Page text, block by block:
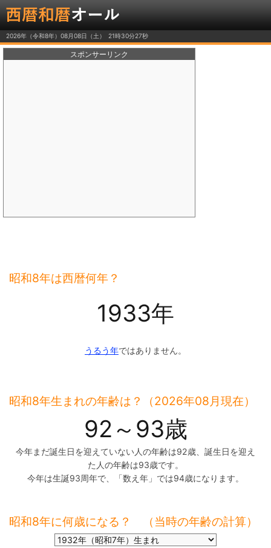
2026年（令和8年）08月08日（土）
スポンサーリンク
昭和8年は西暦何年？
1933年
うるう年ではありません。
昭和8年生まれの年齢は？（2026年08月現在）
92～93歳
今年まだ誕生日を迎えていない人の年齢は92歳、誕生日を迎え
た人の年齢は93歳です。
今年は生誕93周年で、「数え年」では94歳になります。
昭和8年に何歳になる？ （当時の年齢の計算）